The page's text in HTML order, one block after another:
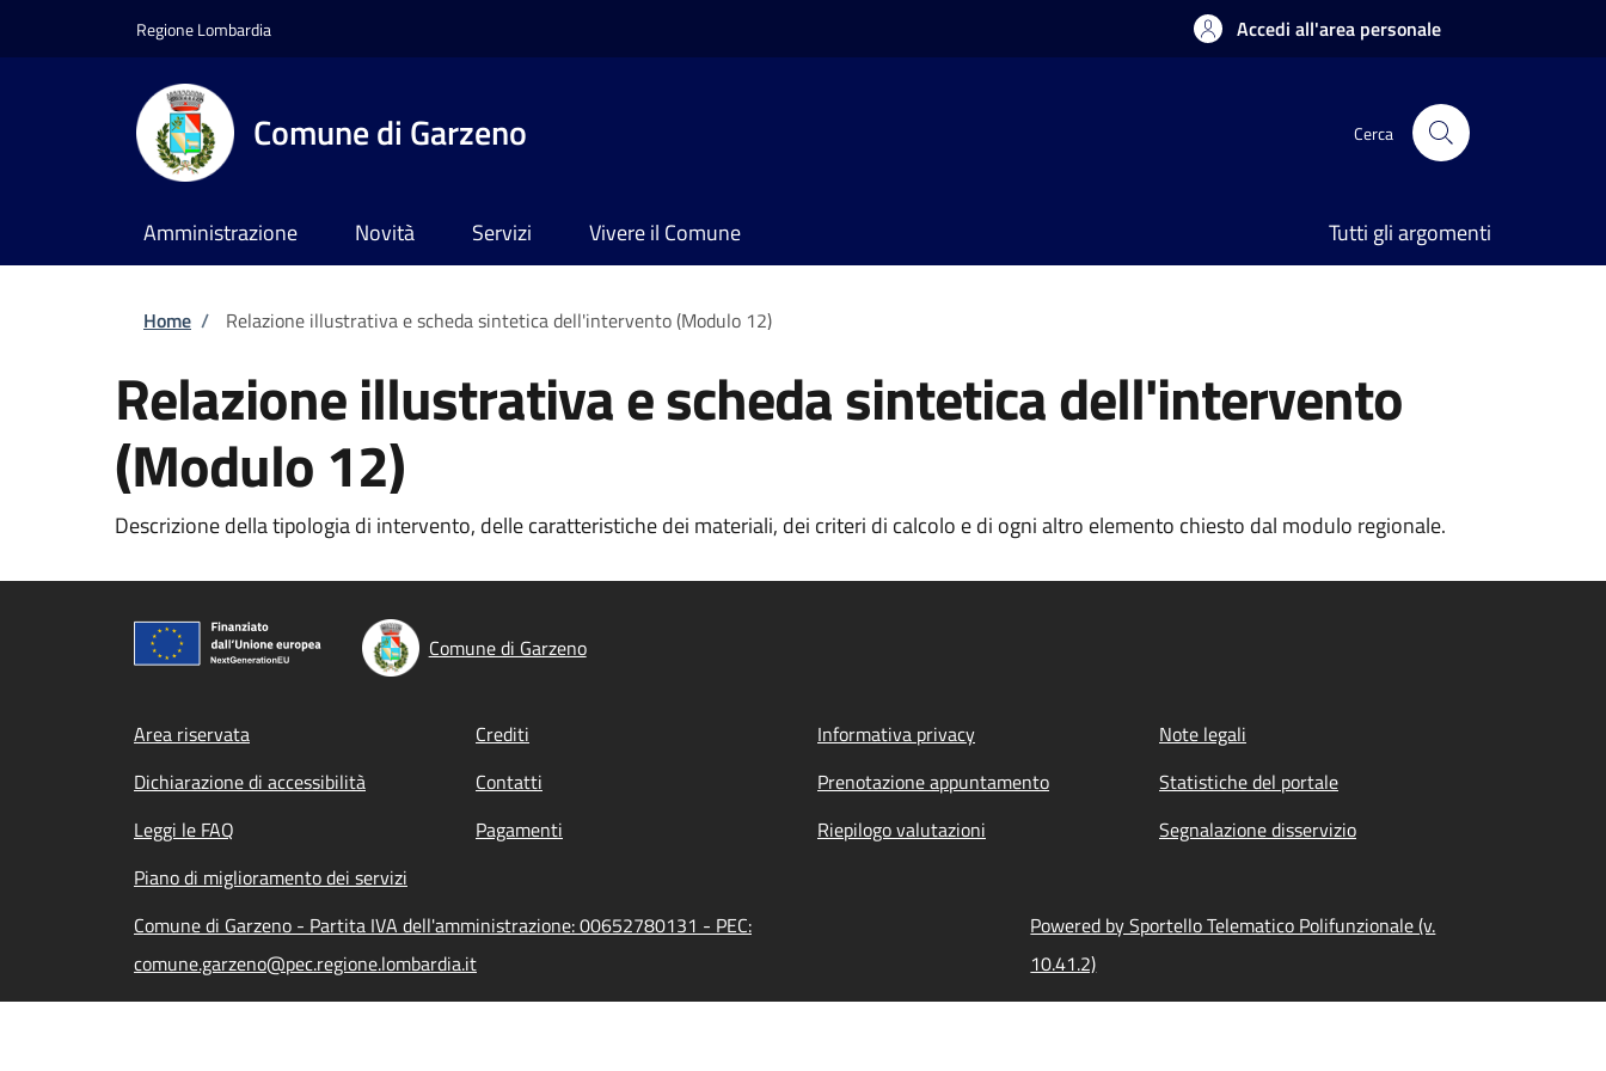
Regione Lombardia Accedi all'area personale
Comune di Garzeno Cerca
Amministrazione Novità Servizi Vivere il Comune Tutti gli argomenti
Briciole di pane
Home / Relazione illustrativa e scheda sintetica dell'intervento (Modulo 12)
Relazione illustrativa e scheda sintetica dell'intervento
(Modulo 12)
Descrizione della tipologia di intervento, delle caratteristiche dei materiali, dei criteri di calcolo e di ogni altro elemento chiesto dal modulo regionale.
Comune di Garzeno
Footer menu
Area riservata Crediti Informativa privacy
Note legali
Dichiarazione di accessibilità
Contatti Prenotazione appuntamento
Statistiche del portale
Leggi le FAQ
Pagamenti Riepilogo valutazioni
Segnalazione disservizio
Piano di miglioramento dei servizi
Comune di Garzeno - Partita IVA dell'amministrazione: 00652780131 - PEC:
comune.garzeno@pec.regione.lombardia.it
Powered by Sportello Telematico Polifunzionale (v.
10.41.2)